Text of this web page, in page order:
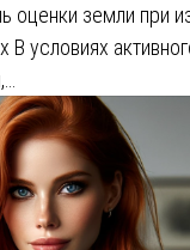
оценки земли при
условиях